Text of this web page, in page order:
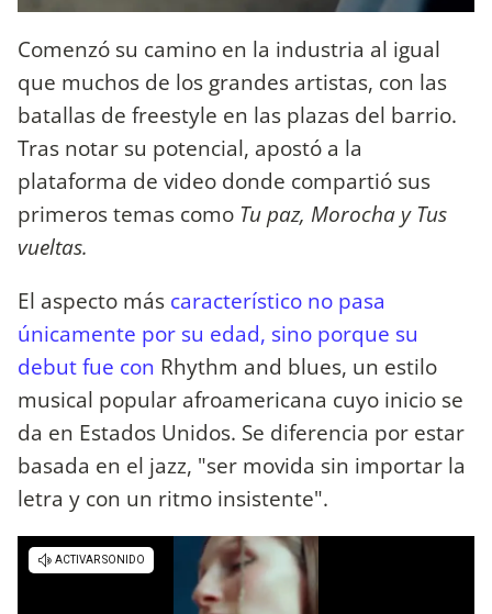
Comenzó su camino en la industria al igual
que muchos de los grandes artistas, con las
batallas de freestyle en las plazas del barrio.
Tras notar su potencial, apostó a la
plataforma de video donde compartió sus
primeros temas como Tu paz, Morocha y Tus
vueltas.
El aspecto más característico no pasa
únicamente por su edad, sino porque su
debut fue con Rhythm and blues, un estilo
musical popular afroamericana cuyo inicio se
da en Estados Unidos. Se diferencia por estar
basada en el jazz, "ser movida sin importar la
letra y con un ritmo insistente".